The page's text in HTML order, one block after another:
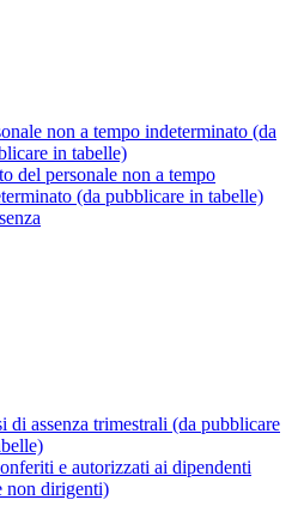
non a tempo indeterminato (da
in tabelle)
del personale non a tempo
(da pubblicare in tabelle)
di assenza trimestrali (da pubblicare
e autorizzati ai dipendenti
non dirigenti)